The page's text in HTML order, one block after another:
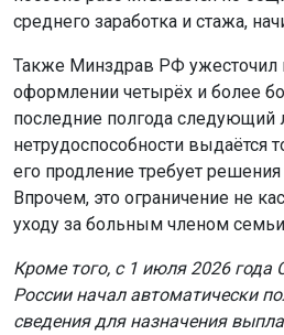
среднего заработка и стажа,
Также Минздрав РФ ужесточил
оформлении четырёх и более
последние полгода следующий
нетрудоспособности выдаётся
его продление требует
Впрочем, это ограничение не
уходу за больным членом
Кроме того, с 1 июля 2026
России начал автоматически
сведения для назначения